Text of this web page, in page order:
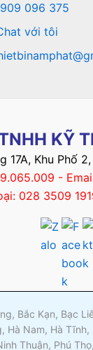
096 375
với tôi
KỸ
Khu Phố
-
028 3509
Bắc Kạn, Bạc
Nam, Hà
Thuận, Phú